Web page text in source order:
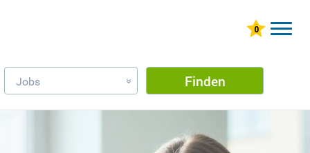
Jobs » Finden